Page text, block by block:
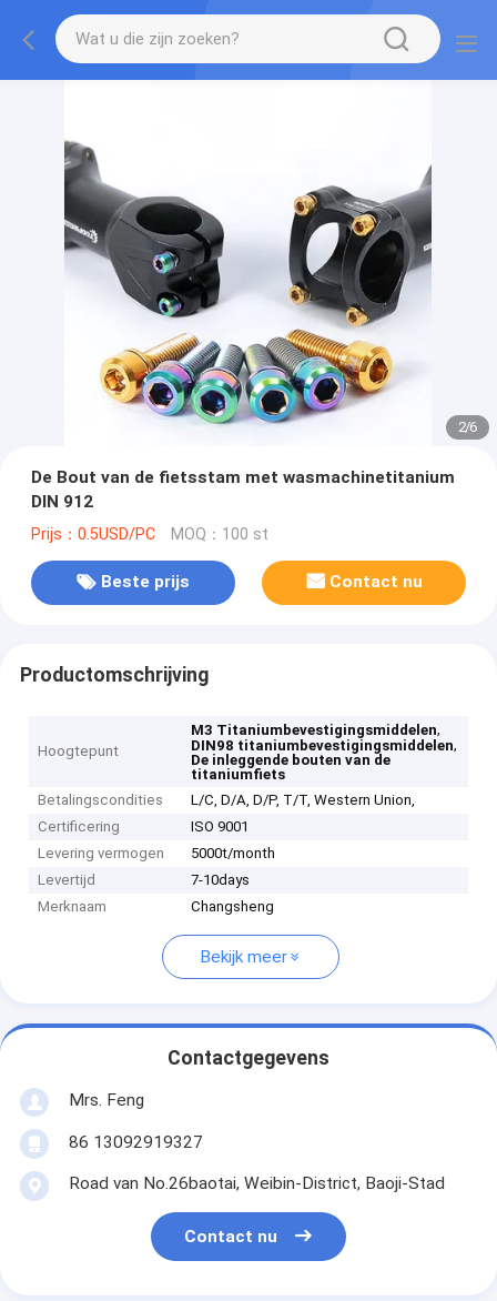
2/6
De Bout van de fietsstam met wasmachinetitanium
DIN 912
Prijs：0.5USD/PC MOQ：100 st
Beste prijs Contact nu
Productomschrijving
Hoogtepunt
M3 Titaniumbevestigingsmiddelen,
DIN98 titaniumbevestigingsmiddelen,
De inleggende bouten van de
titaniumfiets
Betalingscondities
L/C, D/A, D/P, T/T, Western Union,
Certificering
ISO 9001
Levering vermogen
5000t/month
Levertijd
7-10days
Merknaam
Changsheng
Bekijk meer
Contactgegevens
Mrs. Feng
86 13092919327
Road van No.26baotai, Weibin-District, Baoji-Stad
Contact nu